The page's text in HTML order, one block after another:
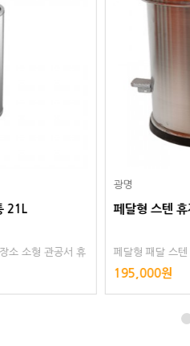
스텐 휴지통 50L
패달 스텐 휴지통 사무실 소형 실내 쓰레기
실 스텐리스 스텐레스 스테인리스 스테인